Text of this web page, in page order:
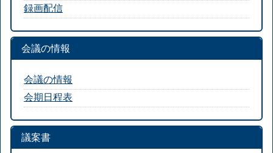
録画配信
会議の情報
会議の情報
会期日程表
議案書